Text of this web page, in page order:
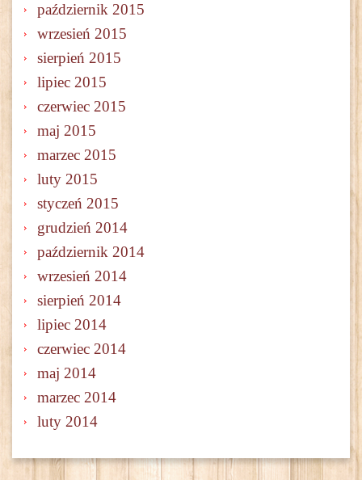
październik 2015
wrzesień 2015
sierpień 2015
lipiec 2015
czerwiec 2015
maj 2015
marzec 2015
luty 2015
styczeń 2015
grudzień 2014
październik 2014
wrzesień 2014
sierpień 2014
lipiec 2014
czerwiec 2014
maj 2014
marzec 2014
luty 2014